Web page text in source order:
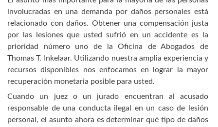
involucradas en una demanda por daños personales está
relacionado con daños. Obtener una compensación justa
por las lesiones que usted sufrió en un accidente es la
prioridad número uno de la Oficina de Abogados de
Thomas T. Inkelaar. Utilizando nuestra amplia experiencia y
recursos disponibles nos enfocamos en lograr la mayor
recuperación monetaria posible para usted.
Cuando un juez o un jurado encuentran al acusado
responsable de una conducta ilegal en un caso de lesión
personal, el asunto ahora es determinar qué tipo de daños